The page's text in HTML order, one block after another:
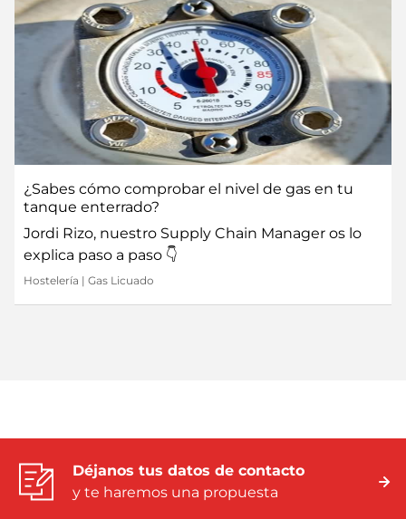
¿Sabes cómo comprobar el nivel de gas en tu
tanque enterrado?
Jordi Rizo, nuestro Supply Chain Manager os lo
explica paso a paso 👇
Hostelería | Gas Licuado
Déjanos tus datos de contacto
y te haremos una propuesta